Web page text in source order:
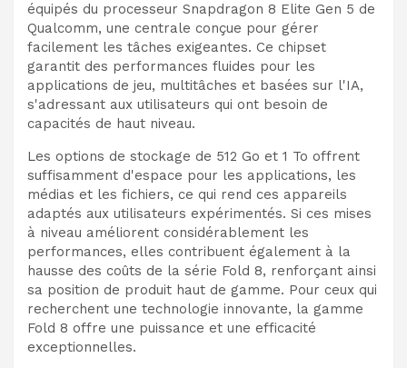
équipés du processeur Snapdragon 8 Elite Gen 5 de
Qualcomm, une centrale conçue pour gérer
facilement les tâches exigeantes. Ce chipset
garantit des performances fluides pour les
applications de jeu, multitâches et basées sur l'IA,
s'adressant aux utilisateurs qui ont besoin de
capacités de haut niveau.
Les options de stockage de 512 Go et 1 To offrent
suffisamment d'espace pour les applications, les
médias et les fichiers, ce qui rend ces appareils
adaptés aux utilisateurs expérimentés. Si ces mises
à niveau améliorent considérablement les
performances, elles contribuent également à la
hausse des coûts de la série Fold 8, renforçant ainsi
sa position de produit haut de gamme. Pour ceux qui
recherchent une technologie innovante, la gamme
Fold 8 offre une puissance et une efficacité
exceptionnelles.